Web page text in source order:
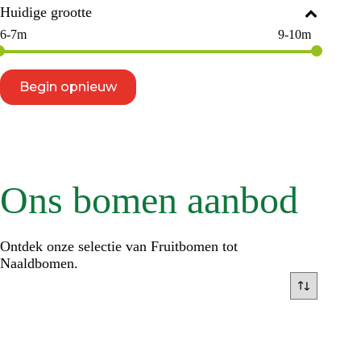
Ons bomen aanbod
Ontdek onze selectie van Fruitbomen tot
Naaldbomen.
Huidige grootte
6-7m 9-10m
Begin opnieuw